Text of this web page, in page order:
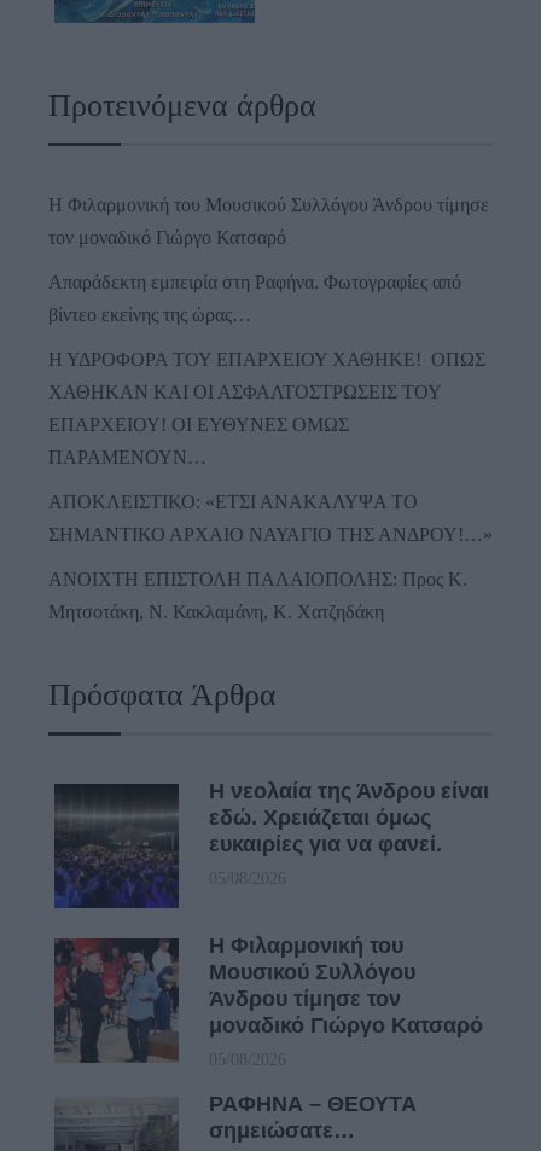
Προτεινόμενα άρθρα
Η Φιλαρμονική του Μουσικού Συλλόγου Άνδρου τίμησε
τον μοναδικό Γιώργο Κατσαρό
Απαράδεκτη εμπειρία στη Ραφήνα. Φωτογραφίες από
βίντεο εκείνης της ώρας…
Η ΥΔΡΟΦΟΡΑ ΤΟΥ ΕΠΑΡΧΕΙΟΥ ΧΑΘΗΚΕ! ΟΠΩΣ
ΧΑΘΗΚΑΝ ΚΑΙ ΟΙ ΑΣΦΑΛΤΟΣΤΡΩΣΕΙΣ ΤΟΥ
ΕΠΑΡΧΕΙΟΥ! ΟΙ ΕΥΘΥΝΕΣ ΟΜΩΣ
ΠΑΡΑΜΕΝΟΥΝ…
ΑΠΟΚΛΕΙΣΤΙΚΟ: «ΕΤΣΙ ΑΝΑΚΑΛΥΨΑ ΤΟ
ΣΗΜΑΝΤΙΚΟ ΑΡΧΑΙΟ ΝΑΥΑΓΙΟ ΤΗΣ ΑΝΔΡΟΥ!…»
ΑΝΟΙΧΤΗ ΕΠΙΣΤΟΛΗ ΠΑΛΑΙΟΠΟΛΗΣ: Προς K.
Μητσοτάκη, N. Κακλαμάνη, K. Χατζηδάκη
Πρόσφατα Άρθρα
Η νεολαία της Άνδρου είναι
εδώ. Χρειάζεται όμως
ευκαιρίες για να φανεί.
05/08/2026
Η Φιλαρμονική του
Μουσικού Συλλόγου
Άνδρου τίμησε τον
μοναδικό Γιώργο Κατσαρό
05/08/2026
ΡΑΦΗΝΑ – ΘΕΟΥΤΑ
σημειώσατε…